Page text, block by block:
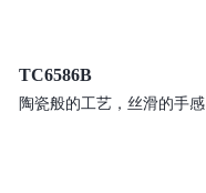
TC6586B
陶瓷般的工艺，丝滑的手感